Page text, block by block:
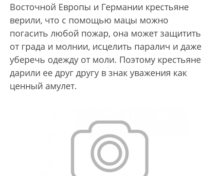
Восточной Европы и Германии крестьяне
верили, что с помощью мацы можно
погасить любой пожар, она может защитить
от града и молнии, исцелить паралич и даже
уберечь одежду от моли. Поэтому крестьяне
дарили ее друг другу в знак уважения как
ценный амулет.